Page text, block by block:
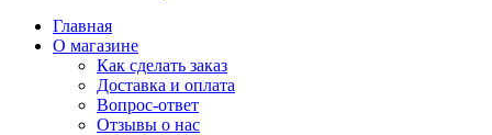
Главная
О магазине
Как сделать заказ
Доставка и оплата
Вопрос-ответ
Отзывы о нас